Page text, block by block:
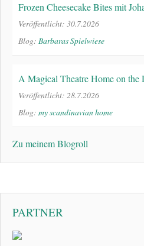
Frozen Cheesecake Bites mit
Veröffentlicht: 30.7.2026
Blog: Barbaras Spielwiese
A Magical Theatre Home on the
Veröffentlicht: 28.7.2026
Blog: my scandinavian home
Zu meinem Blogroll
PARTNER